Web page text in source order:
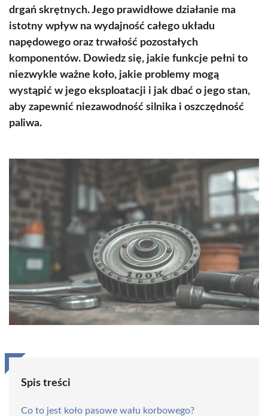
drgań skrętnych. Jego prawidłowe działanie ma
istotny wpływ na wydajność całego układu
napędowego oraz trwałość pozostałych
komponentów. Dowiedz się, jakie funkcje pełni to
niezwykle ważne koło, jakie problemy mogą
wystąpić w jego eksploatacji i jak dbać o jego stan,
aby zapewnić niezawodność silnika i oszczędność
paliwa.
Spis treści
Co to jest koło pasowe wału korbowego?